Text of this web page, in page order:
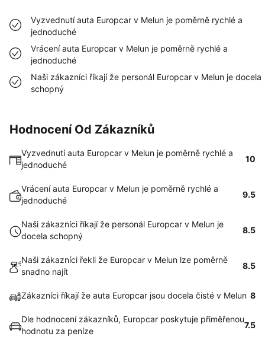
Vyzvednutí auta Europcar v Melun je poměrně rychlé a
jednoduché
Vrácení auta Europcar v Melun je poměrně rychlé a
jednoduché
Naši zákazníci říkají že personál Europcar v Melun je docela
schopný
Hodnocení Od Zákazníků
Vyzvednutí auta Europcar v Melun je poměrně rychlé a
jednoduché
10
Vrácení auta Europcar v Melun je poměrně rychlé a
jednoduché
9.5
Naši zákazníci říkají že personál Europcar v Melun je
docela schopný
8.5
Naši zákazníci řekli že Europcar v Melun lze poměrně
snadno najít
8.5
Zákazníci říkají že auta Europcar jsou docela čisté v Melun 8
Dle hodnocení zákazníků, Europcar poskytuje přiměřenou
hodnotu za peníze
7.5